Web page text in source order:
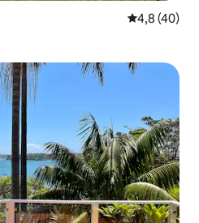
4,8 de uma
4,8 (40)